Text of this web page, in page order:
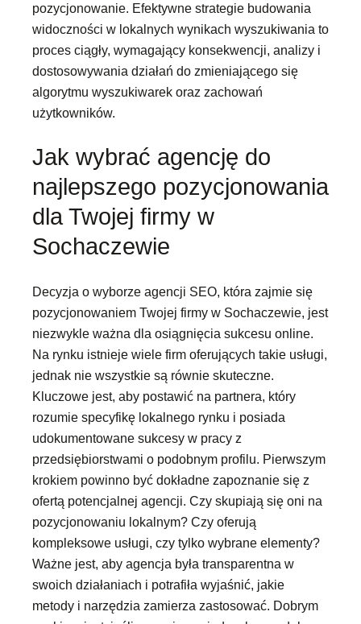
pozycjonowanie. Efektywne strategie budowania
widoczności w lokalnych wynikach wyszukiwania to
proces ciągły, wymagający konsekwencji, analizy i
dostosowywania działań do zmieniającego się
algorytmu wyszukiwarek oraz zachowań
użytkowników.
Jak wybrać agencję do
najlepszego pozycjonowania
dla Twojej firmy w
Sochaczewie
Decyzja o wyborze agencji SEO, która zajmie się
pozycjonowaniem Twojej firmy w Sochaczewie, jest
niezwykle ważna dla osiągnięcia sukcesu online.
Na rynku istnieje wiele firm oferujących takie usługi,
jednak nie wszystkie są równie skuteczne.
Kluczowe jest, aby postawić na partnera, który
rozumie specyfikę lokalnego rynku i posiada
udokumentowane sukcesy w pracy z
przedsiębiorstwami o podobnym profilu. Pierwszym
krokiem powinno być dokładne zapoznanie się z
ofertą potencjalnej agencji. Czy skupiają się oni na
pozycjonowaniu lokalnym? Czy oferują
kompleksowe usługi, czy tylko wybrane elementy?
Ważne jest, aby agencja była transparentna w
swoich działaniach i potrafiła wyjaśnić, jakie
metody i narzędzia zamierza zastosować. Dobrym